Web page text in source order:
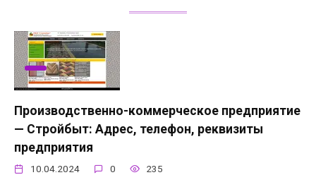
Производственно-коммерческое предприятие
— Стройбыт: Адрес, телефон, реквизиты
предприятия
10.04.2024 0 235